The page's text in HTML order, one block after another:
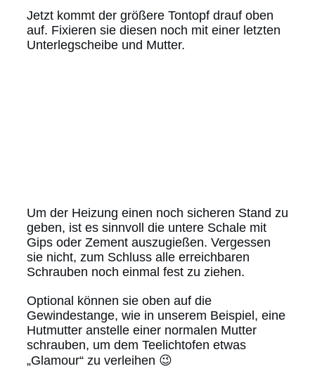
Jetzt kommt der größere Tontopf drauf oben
auf. Fixieren sie diesen noch mit einer letzten
Unterlegscheibe und Mutter.
Um der Heizung einen noch sicheren Stand zu
geben, ist es sinnvoll die untere Schale mit
Gips oder Zement auszugießen. Vergessen
sie nicht, zum Schluss alle erreichbaren
Schrauben noch einmal fest zu ziehen.
Optional können sie oben auf die
Gewindestange, wie in unserem Beispiel, eine
Hutmutter anstelle einer normalen Mutter
schrauben, um dem Teelichtofen etwas
„Glamour“ zu verleihen 😉